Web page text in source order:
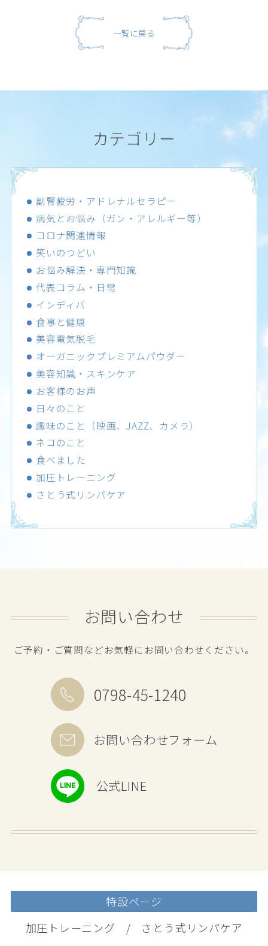
一覧に戻る
カテゴリー
副腎疲労・アドレナルセラピー
病気とお悩み（ガン・アレルギー等）
コロナ関連情報
笑いのつどい
お悩み解決・専門知識
代表コラム・日常
インディバ
食事と健康
美容電気脱毛
オーガニックプレミアムパウダー
美容知識・スキンケア
お客様のお声
日々のこと
趣味のこと（映画、JAZZ、カメラ）
ネコのこと
食べました
加圧トレーニング
さとう式リンパケア
お問い合わせ
ご予約・ご質問などお気軽にお問い合わせください。
0798-45-1240
お問い合わせフォーム
公式LINE
特設ページ
加圧トレーニング
さとう式リンパケア